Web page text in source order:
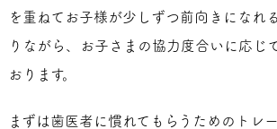
を重ねてお子様が少しずつ前向きになれ
りながら、お子さまの協力度合いに応じ
おります。
まずは歯医者に慣れてもらうためのトレ